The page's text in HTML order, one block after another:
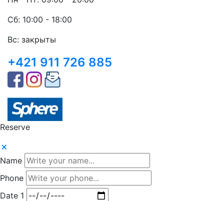
Сб: 10:00 - 18:00
Вс: закрыты
+421 911 726 885
Reserve
Name
Phone
Date 1